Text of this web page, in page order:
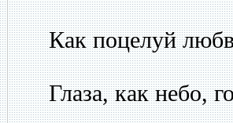
Как поцелуй
Глаза, как небо,